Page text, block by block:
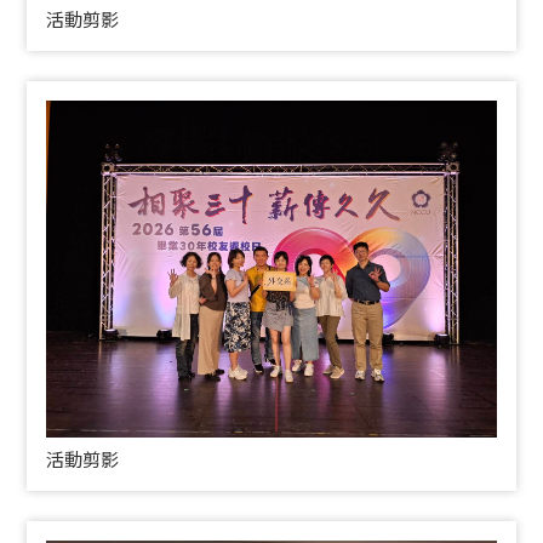
活動剪影
活動剪影